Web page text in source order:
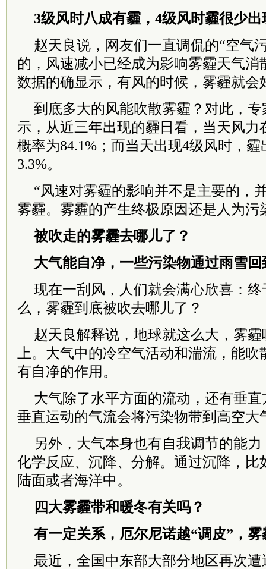
3级风时八成有霾，4级风时霾很少出
赵天良说，网友们一直调侃的“空气
的，风速减小已经成为影响雾霾天气消
数据的确显示，有风的时候，雾霾就会
到底多大的风能吹散雾霾？对此，
示，从近三年出现的霾日看，当天风力
概率为84.1%；而当天出现4级风时，
3.3%。
“风速对雾霾的影响并不是主要的，
雾霾。雾霾的产生终极原因还是人为污
被吹走的雾霾去哪儿了？
大气能自净，一些污染物通过雨雪回
现在一刮风，人们就会满心欣喜：
么，雾霾到底被吹去哪儿了？
赵天良解释说，地球就这么大，雾
上。大气中的冷空气活动和湍流，能
有自净的作用。
大气除了水平方面的流动，还有垂
垂直运动的气流会将污染物带到高空大
另外，大气本身也有自我调节的能
化学反应、沉降、分解。通过沉降，比
陆面或者海洋中。
四大雾霾带和暖冬有关吗？
有一定关系，厄尔尼诺越“调皮”，
最近，全国中东部大部分地区再次